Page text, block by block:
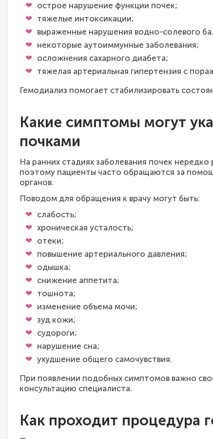
острое нарушение функции почек;
тяжелые интоксикации;
выраженные нарушения водно-солевого
некоторые аутоиммунные заболевания;
осложнения сахарного диабета;
тяжелая артериальная гипертензия с
Гемодиализ помогает стабилизировать
Какие симптомы могут
почками
На ранних стадиях заболевания почек
поэтому пациенты часто обращаются за
органов.
Поводом для обращения к врачу могут быть:
слабость;
хроническая усталость;
отеки;
повышение артериального давления;
одышка;
снижение аппетита;
тошнота;
изменение объема мочи;
зуд кожи;
судороги;
нарушение сна;
ухудшение общего самочувствия.
При появлении подобных симптомов важно
консультацию специалиста.
Как проходит процедура